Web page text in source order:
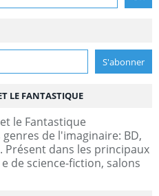
LE FANTASTIQUE
de l'imaginaire: BD,
Présent dans les principaux
de science-fiction, salons